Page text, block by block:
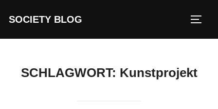
InhaltSOCIETY BLOG
SCHLAGWORT: Kunstprojekt